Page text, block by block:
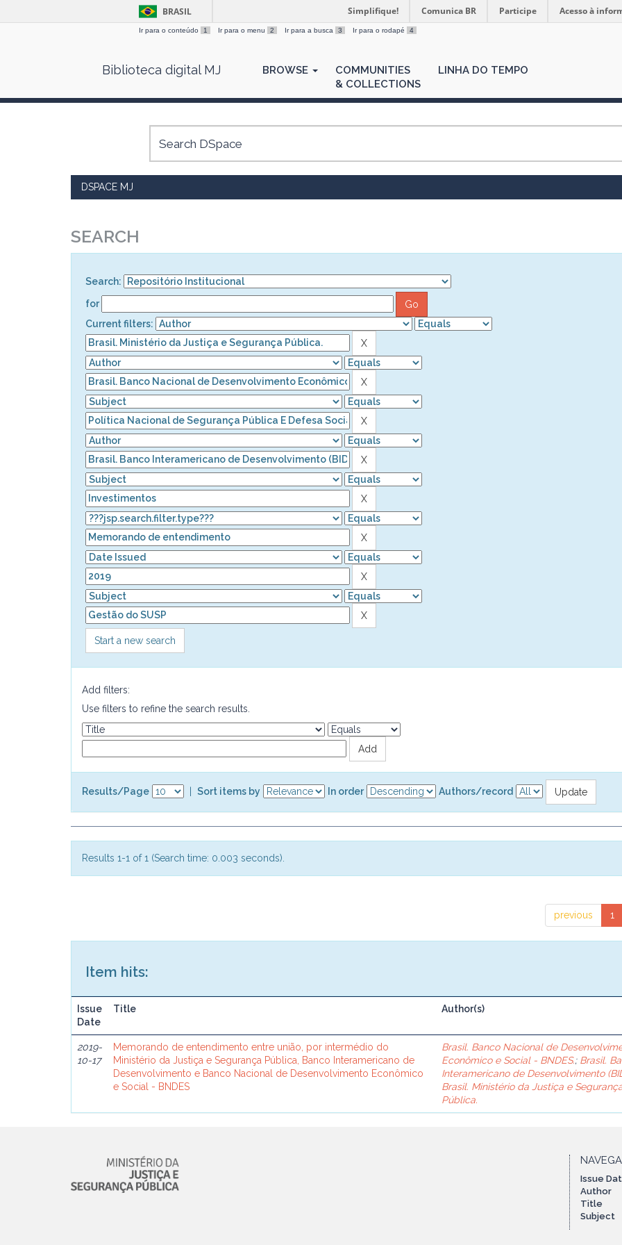
BRASIL Simplifique! Comunica BR Participe Acesso à
Ir para o conteúdo 1 Ir para o menu 2 Ir para a busca 3 Ir para o rodapé 4
Biblioteca digital MJ BROWSE
COMMUNITIES
& COLLECTIONS
LINHA DO TEMPO
DSPACE MJ
SEARCH
Search:
for
Current filters:
Start a new search
Add filters:
Use filters to refine the search results.
Results/Page Sort items by In order Authors/record
Results 1-1 of 1 (Search time: 0.003 seconds).
previous 1
Item hits:
Issue
Date
Title Author(s)
2019-
10-17
Memorando de entendimento entre união, por intermédio do
Ministério da Justiça e Segurança Pública, Banco Interamericano de
Desenvolvimento e Banco Nacional de Desenvolvimento Econômico
e Social - BNDES
Brasil. Banco Nacional de
Econômico e Social - BNDES.; Brasil.
Interamericano de Desenvolvimento
Brasil. Ministério da Justiça e
Pública.
Issue
Author
Title
Subject